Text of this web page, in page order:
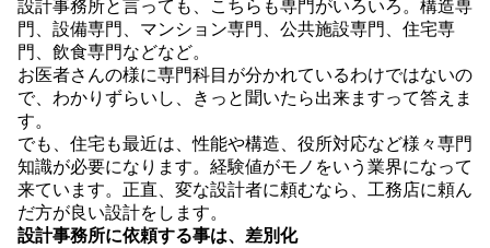
設計事務所と言っても、こちらも専門がいろいろ。構造専
門、設備専門、マンション専門、公共施設専門、住宅専
門、飲食専門などなど。
お医者さんの様に専門科目が分かれているわけではないの
で、わかりずらいし、きっと聞いたら出来ますって答えま
す。
でも、住宅も最近は、性能や構造、役所対応など様々専門
知識が必要になります。経験値がモノをいう業界になって
来ています。正直、変な設計者に頼むなら、工務店に頼ん
だ方が良い設計をします。
設計事務所に依頼する事は、差別化